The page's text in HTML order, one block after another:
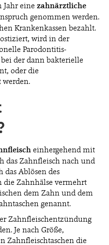
eine zahnärztliche
genommen werden.
Krankenkassen bezahlt.
wird in der
Parodontitis-
der dann bakterielle
oder die
werden.
einhergehend mit
das Zahnfleisch nach und
Ablösen des
die Zahnhälse vermehrt
dem Zahn und dem
genannt.
Zahnfleischentzündung
Je nach Größe,
Zahnfleischtaschen die